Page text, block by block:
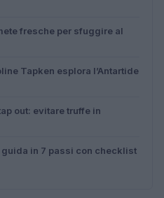
fresche per sfuggire al
Tapken esplora l’Antartide
out: evitare truffe in
in 7 passi con checklist